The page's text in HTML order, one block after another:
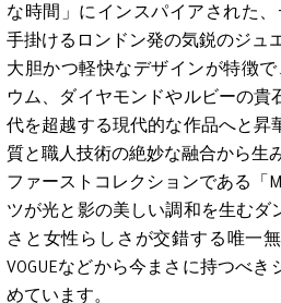
な時間」にインスパイアされた、
手掛けるロンドン発の気鋭のジュ
大胆かつ軽快なデザインが特徴
ウム、ダイヤモンドやルビーの貴
代を超越する現代的な作品へと昇
質と職人技術の絶妙な融合から生
ファーストコレクションである「
ツが光と影の美しい調和を生むダ
さと女性らしさが交錯する唯一
VOGUEなどから今まさに持つべ
めています。